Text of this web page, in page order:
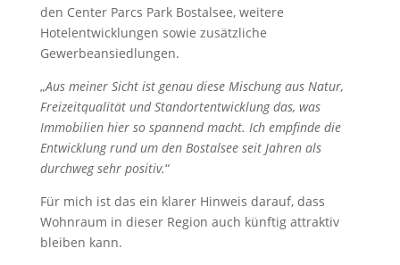
den Center Parcs Park Bostalsee, weitere
Hotelentwicklungen sowie zusätzliche
Gewerbeansiedlungen.
„Aus meiner Sicht ist genau diese Mischung aus Natur,
Freizeitqualität und Standortentwicklung das, was
Immobilien hier so spannend macht. Ich empfinde die
Entwicklung rund um den Bostalsee seit Jahren als
durchweg sehr positiv.“
Für mich ist das ein klarer Hinweis darauf, dass
Wohnraum in dieser Region auch künftig attraktiv
bleiben kann.